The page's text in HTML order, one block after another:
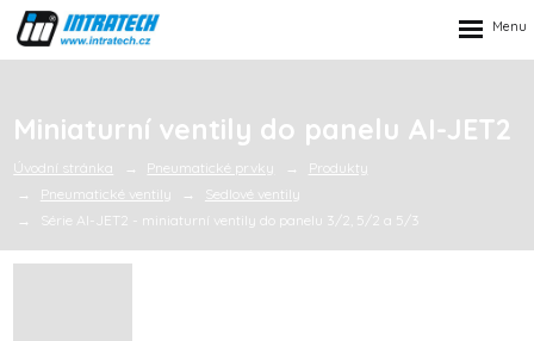
Miniaturní ventily do panelu AI-JET2
Úvodní stránka Pneumatické prvky
Produkty
Pneumatické ventily
Sedlové ventily
Série AI-JET2 - miniaturní ventily do panelu 3/2, 5/2 a 5/3